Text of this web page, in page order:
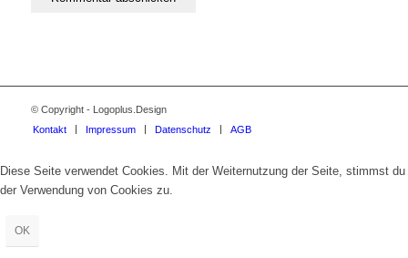
© Copyright - Logoplus.Design
Kontakt
Impressum Datenschutz AGB
Diese Seite verwendet Cookies. Mit der Weiternutzung der Seite, stimmst du
der Verwendung von Cookies zu.
OK